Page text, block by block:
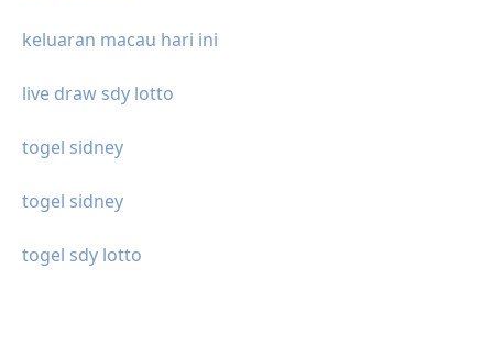
keluaran macau hari ini
live draw sdy lotto
togel sidney
togel sidney
togel sdy lotto